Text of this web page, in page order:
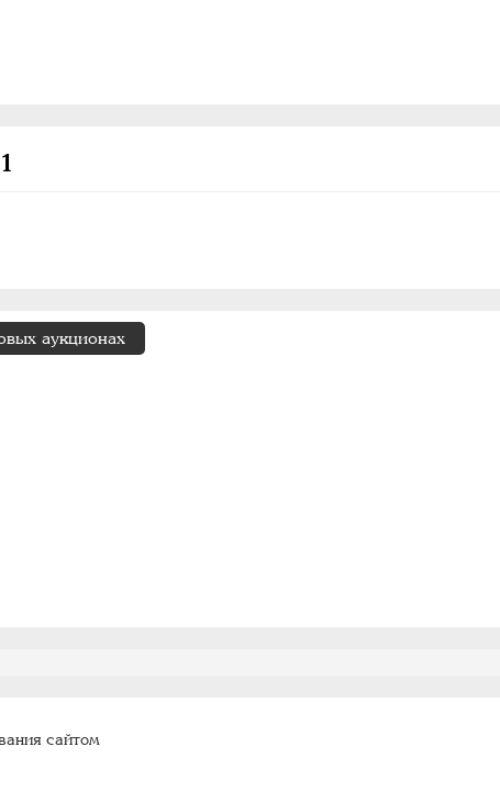
аукционах
сайтом